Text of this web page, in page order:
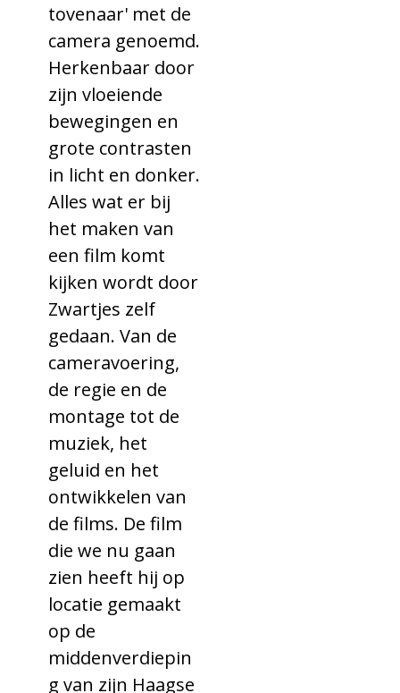
tovenaar' met de
camera genoemd.
Herkenbaar door
zijn vloeiende
bewegingen en
grote contrasten
in licht en donker.
Alles wat er bij
het maken van
een film komt
kijken wordt door
Zwartjes zelf
gedaan. Van de
cameravoering,
de regie en de
montage tot de
muziek, het
geluid en het
ontwikkelen van
de films. De film
die we nu gaan
zien heeft hij op
locatie gemaakt
op de
middenverdiepin
g van zijn Haagse